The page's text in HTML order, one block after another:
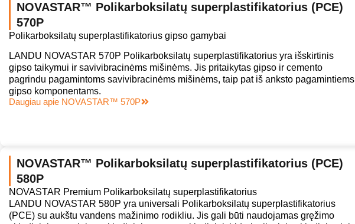
NOVASTAR™ Polikarboksilatų superplastifikatorius (PCE)
570P
Polikarboksilatų superplastifikatorius gipso gamybai
LANDU NOVASTAR 570P Polikarboksilatų superplastifikatorius yra išskirtinis
gipso taikymui ir savivibracinėms mišinėms. Jis pritaikytas gipso ir cemento
pagrindu pagamintoms savivibracinėms mišinėms, taip pat iš anksto pagamintiems
gipso komponentams.
Daugiau apie NOVASTAR™ 570P
NOVASTAR™ Polikarboksilatų superplastifikatorius (PCE)
580P
NOVASTAR Premium Polikarboksilatų superplastifikatorius
LANDU NOVASTAR 580P yra universali Polikarboksilatų superplastifikatorius
(PCE) su aukštu vandens mažinimo rodikliu. Jis gali būti naudojamas gręžimo